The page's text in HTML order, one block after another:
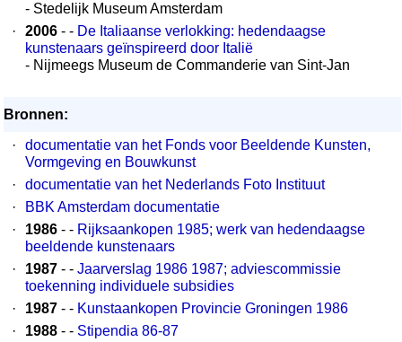
- Stedelijk Museum Amsterdam
·
2006 - - De Italiaanse verlokking: hedendaagse
kunstenaars geïnspireerd door Italië
- Nijmeegs Museum de Commanderie van Sint-Jan
Bronnen:
·
documentatie van het Fonds voor Beeldende Kunsten,
Vormgeving en Bouwkunst
·
documentatie van het Nederlands Foto Instituut
·
BBK Amsterdam documentatie
·
1986 - - Rijksaankopen 1985; werk van hedendaagse
beeldende kunstenaars
·
1987 - - Jaarverslag 1986 1987; adviescommissie
toekenning individuele subsidies
·
1987 - - Kunstaankopen Provincie Groningen 1986
·
1988 - - Stipendia 86-87